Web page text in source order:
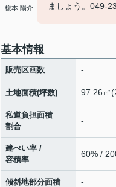
榎本 陽介
ましょう。049-
基本情報
販売区画数 -
土地面積(坪数) 97.26㎡
私道負担面積
割合
-
建ぺい率 /
容積率
60% /
傾斜地部分面積 -